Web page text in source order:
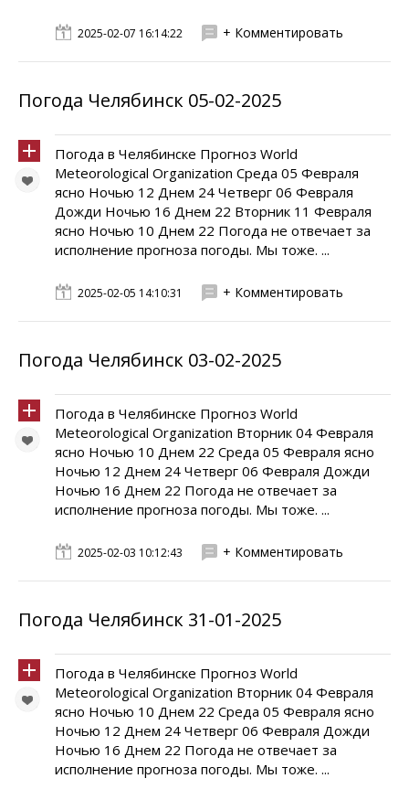
2025-02-07 16:14:22 + Комментировать
Погода Челябинск 05-02-2025
Погода в Челябинске Прогноз World
Meteorological Organization Среда 05 Февраля
ясно Ночью 12 Днем 24 Четверг 06 Февраля
Дожди Ночью 16 Днем 22 Вторник 11 Февраля
ясно Ночью 10 Днем 22 Погода не отвечает за
исполнение прогноза погоды. Мы тоже. ...
2025-02-05 14:10:31 + Комментировать
Погода Челябинск 03-02-2025
Погода в Челябинске Прогноз World
Meteorological Organization Вторник 04 Февраля
ясно Ночью 10 Днем 22 Среда 05 Февраля ясно
Ночью 12 Днем 24 Четверг 06 Февраля Дожди
Ночью 16 Днем 22 Погода не отвечает за
исполнение прогноза погоды. Мы тоже. ...
2025-02-03 10:12:43 + Комментировать
Погода Челябинск 31-01-2025
Погода в Челябинске Прогноз World
Meteorological Organization Вторник 04 Февраля
ясно Ночью 10 Днем 22 Среда 05 Февраля ясно
Ночью 12 Днем 24 Четверг 06 Февраля Дожди
Ночью 16 Днем 22 Погода не отвечает за
исполнение прогноза погоды. Мы тоже. ...